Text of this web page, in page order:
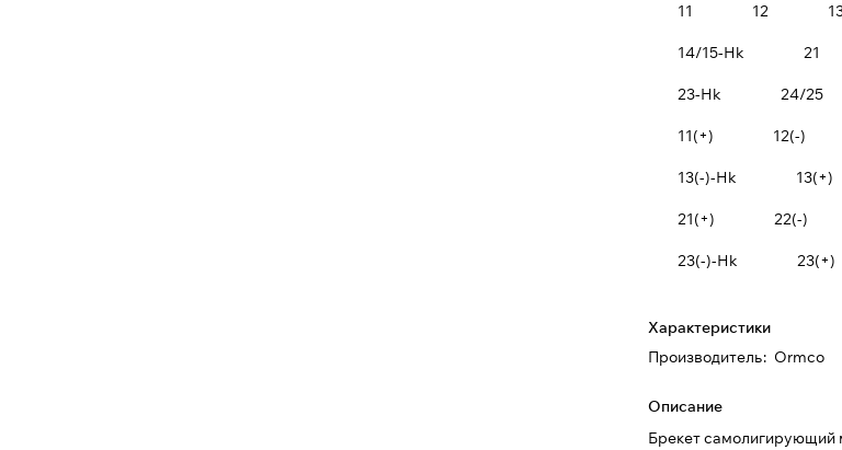
11 12
14/15-Hk 21
23-Hk 24/25
11(+) 12(-)
13(-)-Hk 13(+)
21(+) 22(-)
23(-)-Hk 23(+)
Характеристики
Производитель: Ormco
Описание
Брекет самолигирующий